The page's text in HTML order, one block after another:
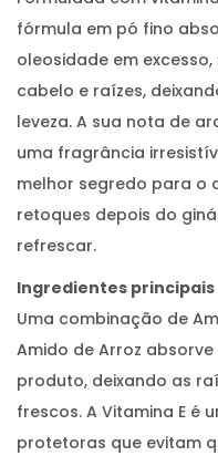
fórmula em pó fino
oleosidade em
cabelo e raízes,
leveza. A sua nota de
uma fragrância
melhor segredo para o
retoques depois do
refrescar.
Ingredientes principais
Uma combinação de
Amido de Arroz
produto, deixando as
frescos. A Vitamina E é
protetoras que evitam